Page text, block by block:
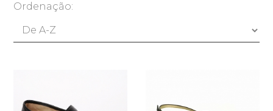
Ordenação: